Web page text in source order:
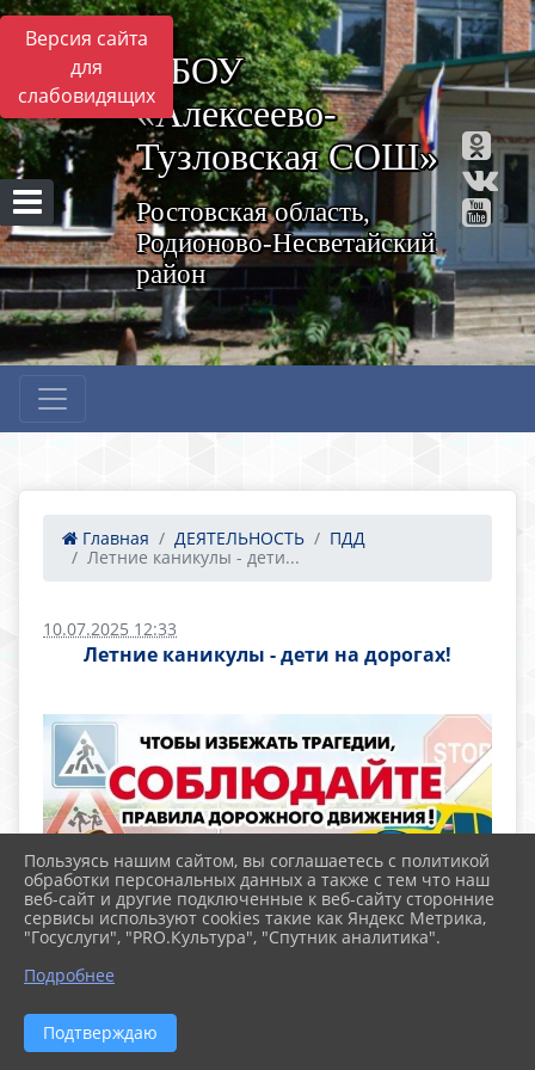
Версия сайта
для
слабовидящих
МБОУ
«Алексеево-
Тузловская СОШ»
Ростовская область,
Родионово-Несветайский
район
Главная ДЕЯТЕЛЬНОСТЬ
ПДД
Летние каникулы - дети...
10.07.2025 12:33
Летние каникулы - дети на дорогах!
водителей.
Для ПЕШЕХОДОВ:
Пользуясь нашим сайтом, вы соглашаетесь с политикой
обработки персональных данных а также с тем что наш
веб-сайт и другие подключенные к веб-сайту сторонние
сервисы используют cookies такие как Яндекс Метрика,
"Госуслуги", "PRO.Культура", "Спутник аналитика".
Подробнее
Подтверждаю